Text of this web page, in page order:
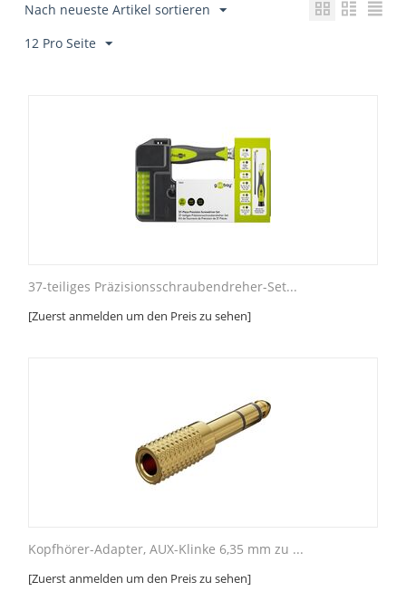
Nach neueste Artikel sortieren
12 Pro Seite
37-teiliges Präzisionsschraubendreher-Set...
[Zuerst anmelden um den Preis zu sehen]
Kopfhörer-Adapter, AUX-Klinke 6,35 mm zu ...
[Zuerst anmelden um den Preis zu sehen]